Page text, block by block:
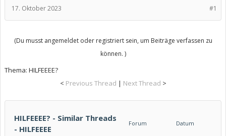
#1
17. Oktober 2023
(Du musst angemeldet oder registriert sein, um Beiträge verfassen zu
können. )
Thema: HILFEEEE?
< Previous Thread | Next Thread >
HILFEEEE? - Similar Threads
- HILFEEEE
Forum Datum